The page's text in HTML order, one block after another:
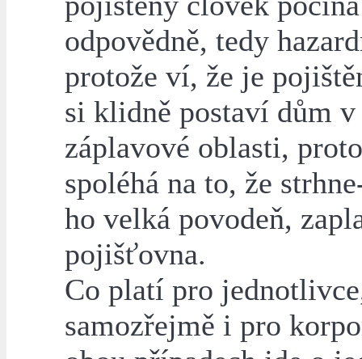
odpovědně, tedy
protože ví, že je
si klidně postaví dům v
záplavové oblasti,
spoléhá na to, že
ho velká povodeň,
pojišťovna.
Co platí pro
samozřejmě i pro